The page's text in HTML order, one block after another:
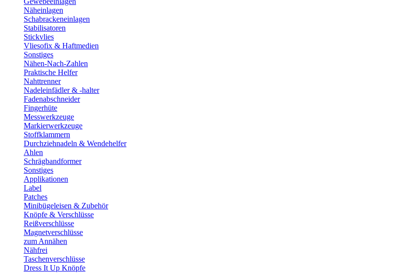
Näheinlagen
Schabrackeneinlagen
Stabilisatoren
Stickvlies
Vliesofix & Haftmedien
Sonstiges
Nähen-Nach-Zahlen
Praktische Helfer
Nahttrenner
Nadeleinfädler & -halter
Fadenabschneider
Fingerhüte
Messwerkzeuge
Markierwerkzeuge
Stoffklammern
Durchziehnadeln & Wendehelfer
Ahlen
Schrägbandformer
Sonstiges
Applikationen
Label
Patches
Minibügeleisen & Zubehör
Knöpfe & Verschlüsse
Reißverschlüsse
Magnetverschlüsse
zum Annähen
Nähfrei
Taschenverschlüsse
Dress It Up Knöpfe